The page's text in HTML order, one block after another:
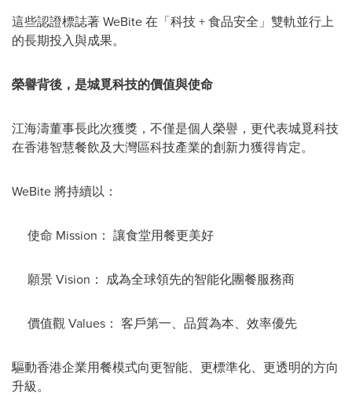
這些認證標誌著 WeBite 在「科技 + 食品安全」雙軌並行上
的長期投入與成果。
榮譽背後，是城覓科技的價值與使命
江海濤董事長此次獲獎，不僅是個人榮譽，更代表城覓科技
在香港智慧餐飲及大灣區科技產業的創新力獲得肯定。
WeBite 將持續以：
使命 Mission： 讓食堂用餐更美好
願景 Vision： 成為全球領先的智能化團餐服務商
價值觀 Values： 客戶第一、品質為本、效率優先
驅動香港企業用餐模式向更智能、更標準化、更透明的方向
升級。